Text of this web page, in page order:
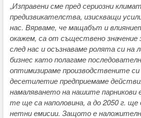
„Изправени сме пред сериозни
предизвикателства, изискващи
нас. Вярваме, че мащабът и
окажем, са от съществено значение
след нас и осъзнаваме ролята си на
бизнес като полагаме
оптимизираме производствените си
десетилетие предприемаме
намаляването на нашите парникови
те ще са наполовина, а до 2050 г. ще
нетни емисии. Защото е